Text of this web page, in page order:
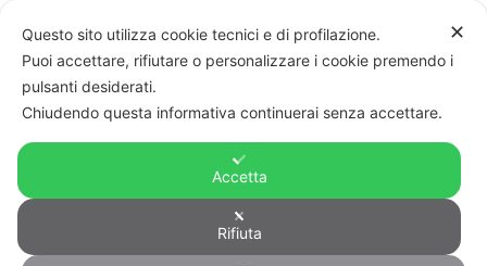
Videoregistratori
✕
Questo sito utilizza cookie tecnici e di profilazione.
Puoi accettare, rifiutare o personalizzare i cookie premendo i
pulsanti desiderati.
Chiudendo questa informativa continuerai senza accettare.
Accetta
Rifiuta